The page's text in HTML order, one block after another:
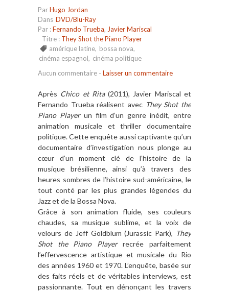
ParHugo Jordan
Dans DVD/Blu-Ray
Par :Fernando Trueba, Javier Mariscal
Titre : They Shot the Piano Player
amérique latine, bossa nova,
cinéma espagnol, cinéma politique
Aucun commentaire - Laisser un commentaire
Après Chico et Rita(2011), Javier Mariscal et
Fernando Trueba réalisent avec They Shot the
Piano Playerun film d’un genre inédit, entre
animation musicale et thriller documentaire
politique. Cette enquête aussi captivante qu’un
documentaire d’investigation nous plonge au
cœur d’un moment clé de l’histoire de la
musique brésilienne, ainsi qu’à travers des
heures sombres de l’histoire sud-américaine, le
tout conté par les plus grandes légendes du
Jazz et de la Bossa Nova.
Grâce à son animation fluide, ses couleurs
chaudes, sa musique sublime, et la voix de
velours de Jeff Goldblum (Jurassic Park), They
Shot the Piano Playerrecrée parfaitement
l’effervescence artistique et musicale du Rio
des années 1960 et 1970. L’enquête, basée sur
des faits réels et de véritables interviews, est
passionnante. Tout en dénonçant les travers